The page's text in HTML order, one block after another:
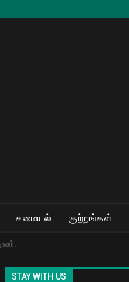
சமையல் குற்றங்கள்
STAY WITH US